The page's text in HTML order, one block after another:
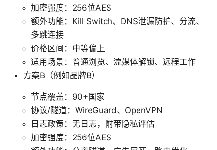
加密强度：256位AES
额外功能：Kill Switch、DNS泄漏防护、分流、
多跳连接
价格区间：中等偏上
适用场景：普通浏览、流媒体解锁、远程工作
方案B（例如品牌B）
节点覆盖：90+国家
协议/隧道：WireGuard、OpenVPN
日志政策：无日志，附带隐私评估
加密强度：256位AES